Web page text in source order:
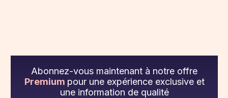
Abonnez-vous maintenant à notre offre
Premium pour une expérience exclusive et
une information de qualité